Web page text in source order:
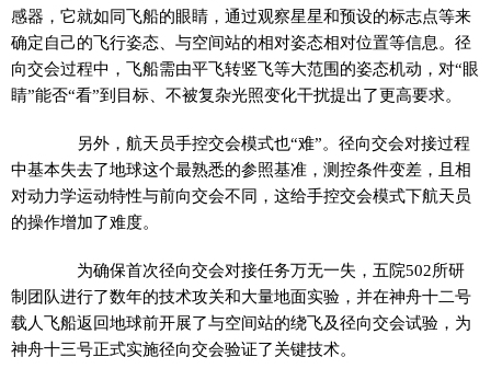
感器，它就如同飞船的眼睛，通过观察星星和预设的标志点等来
确定自己的飞行姿态、与空间站的相对姿态相对位置等信息。径
向交会过程中，飞船需由平飞转竖飞等大范围的姿态机动，对“眼
睛”能否“看”到目标、不被复杂光照变化干扰提出了更高要求。
另外，航天员手控交会模式也“难”。径向交会对接过程
中基本失去了地球这个最熟悉的参照基准，测控条件变差，且相
对动力学运动特性与前向交会不同，这给手控交会模式下航天员
的操作增加了难度。
为确保首次径向交会对接任务万无一失，五院502所研
制团队进行了数年的技术攻关和大量地面实验，并在神舟十二号
载人飞船返回地球前开展了与空间站的绕飞及径向交会试验，为
神舟十三号正式实施径向交会验证了关键技术。